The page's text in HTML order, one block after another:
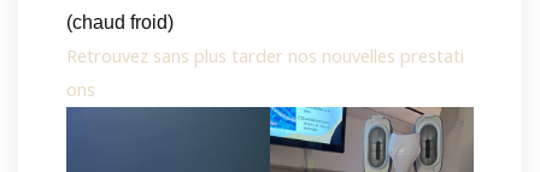
(chaud froid)
Retrouvez sans plus tarder nos nouvelles prestati
ons